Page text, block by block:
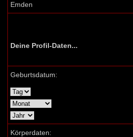
Emden
Deine Profil-Daten...
Geburtsdatum:
Körperdaten: